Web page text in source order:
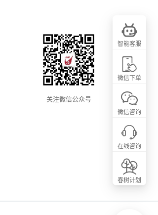
关注微信公众号
智能客服
微信下单
微信咨询
在线咨询
春树计划